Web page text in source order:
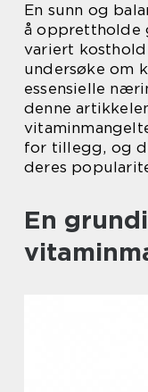
En sunn og
å opprettholde
variert
undersøke om
essensielle
denne
for tillegg, og
deres
En